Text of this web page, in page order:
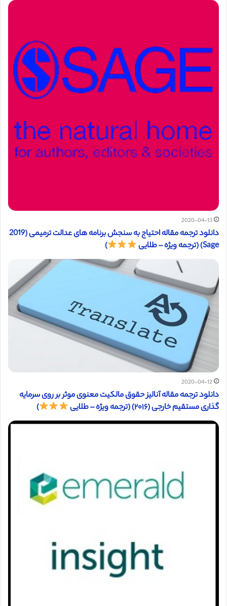
2020-04-13
دانلود ترجمه مقاله احتیاج به سنجش برنامه های عدالت ترمیمی (2019
Sage) (ترجمه ویژه – طلایی
)
2020-04-12
دانلود ترجمه مقاله آنالیز حقوق مالکیت معنوی موثر بر روی سرمایه
گذاری مستقیم خارجی (۲۰۱۶) (ترجمه ویژه – طلایی
)